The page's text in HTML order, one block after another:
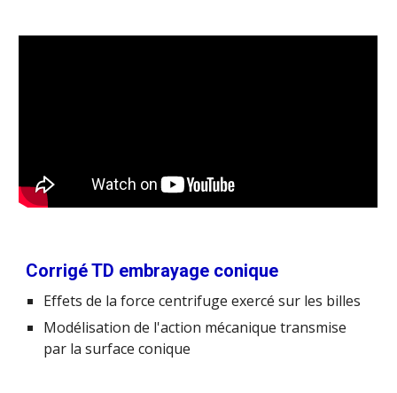
Corrigé TD embrayage conique
Effets de la force centrifuge exercé sur les billes
Modélisation de l'action mécanique transmise
par la surface conique